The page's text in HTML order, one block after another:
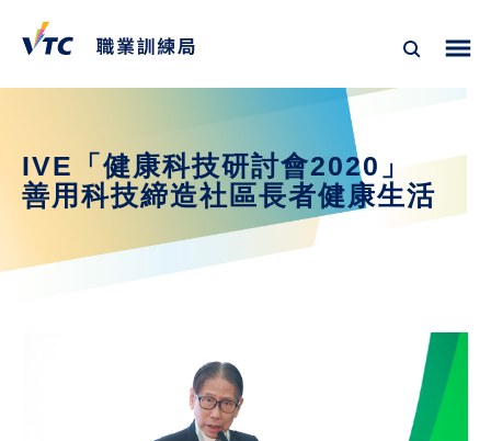
IVE「健康科技研討會2020」
善用科技締造社區長者健康生活